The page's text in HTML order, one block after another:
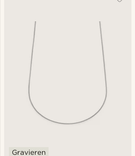
Gravieren